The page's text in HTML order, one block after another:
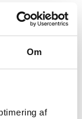
Om
af
som at
lig, når
at elske
kvinde.